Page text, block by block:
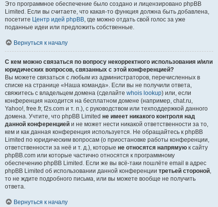
Это программное обеспечение было создано и лицензировано phpBB
Limited. Если вы считаете, что какая-то функция должна быть добавлена,
посетите Центр идей phpBB, где можно отдать свой голос за уже
поданные идеи или предложить собственные.
Вернуться к началу
С кем можно связаться по вопросу некорректного использования и/или
юридических вопросов, связанных с этой конференцией?
Вы можете связаться с любым из администраторов, перечисленных в
списке на странице «Наша команда». Если вы не получили ответа,
свяжитесь с владельцем домена (сделайте whois lookup) или, если
конференция находится на бесплатном домене (например, chat.ru,
Yahoo!, free.fr, f2s.com и т. п.), с руководством или техподдержкой данного
домена. Учтите, что phpBB Limited не имеет никакого контроля над
данной конференцией и не может нести никакой ответственности за то,
кем и как данная конференция используется. Не обращайтесь к phpBB
Limited по юридическим вопросам (о приостановке работы конференции,
ответственности за неё и т. д.), которые не относятся напрямую к сайту
phpBB.com или которые частично относятся к программному
обеспечению phpBB Limited. Если же вы всё-таки пошлёте email в адрес
phpBB Limited об использовании данной конференции третьей стороной,
то не ждите подробного письма, или вы можете вообще не получить
ответа.
Вернуться к началу